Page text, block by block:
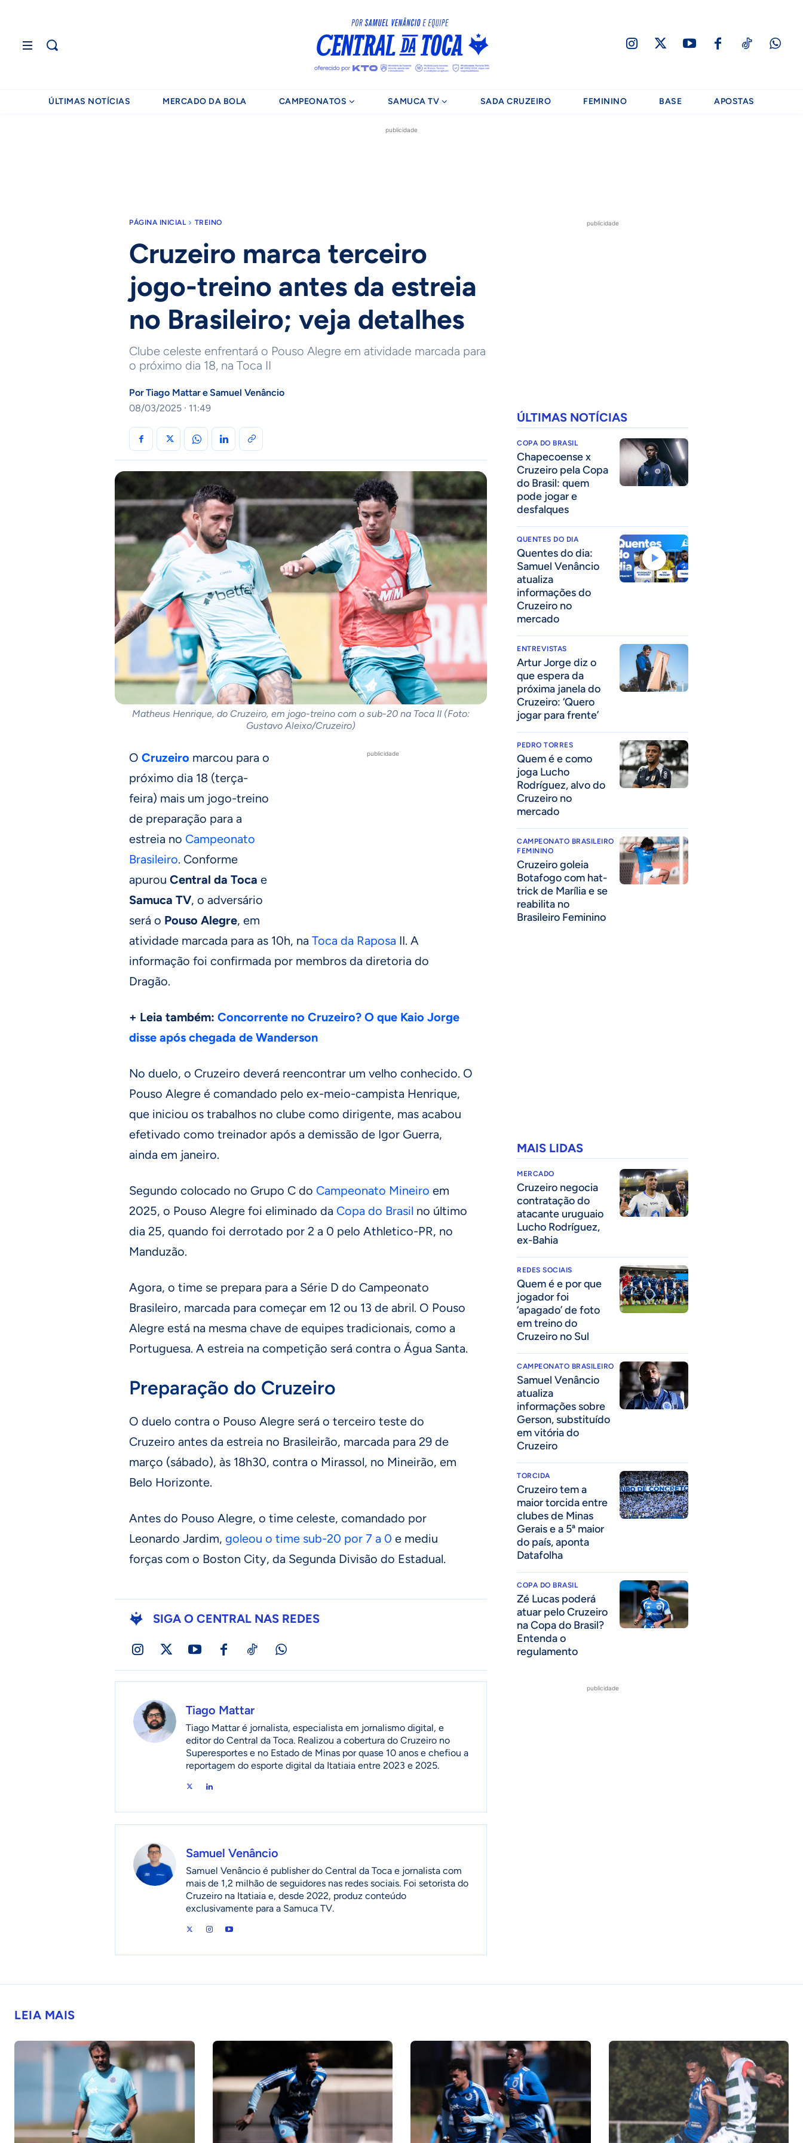
ÚLTIMAS NOTÍCIAS MERCADO DA BOLA CAMPEONATOS SAMUCA TV SADA CRUZEIRO FEMININO BASE APOSTAS
publicidade
PÁGINA INICIAL TREINO
Cruzeiro marca terceiro
jogo-treino antes da estreia
no Brasileiro; veja detalhes
Clube celeste enfrentará o Pouso Alegre em atividade marcada para
o próximo dia 18, na Toca II
PorTiago Mattare Samuel Venâncio
08/03/2025 · 11:49
Matheus Henrique, do Cruzeiro, em jogo-treino com o sub-20 na Toca II (Foto:
Gustavo Aleixo/Cruzeiro)
publicidade
O Cruzeiro marcou para o
próximo dia 18 (terça-
feira) mais um jogo-treino
de preparação para a
estreia no Campeonato
Brasileiro. Conforme
apurou Central da Toca e
Samuca TV, o adversário
será o Pouso Alegre, em
atividade marcada para as 10h, na Toca da Raposa II. A
informação foi confirmada por membros da diretoria do
Dragão.
+ Leia também: Concorrente no Cruzeiro? O que Kaio Jorge
disse após chegada de Wanderson
No duelo, o Cruzeiro deverá reencontrar um velho conhecido. O
Pouso Alegre é comandado pelo ex-meio-campista Henrique,
que iniciou os trabalhos no clube como dirigente, mas acabou
efetivado como treinador após a demissão de Igor Guerra,
ainda em janeiro.
Segundo colocado no Grupo C do Campeonato Mineiro em
2025, o Pouso Alegre foi eliminado da Copa do Brasil no último
dia 25, quando foi derrotado por 2 a 0 pelo Athletico-PR, no
Manduzão.
Agora, o time se prepara para a Série D do Campeonato
Brasileiro, marcada para começar em 12 ou 13 de abril. O Pouso
Alegre está na mesma chave de equipes tradicionais, como a
Portuguesa. A estreia na competição será contra o Água Santa.
Preparação do Cruzeiro
O duelo contra o Pouso Alegre será o terceiro teste do
Cruzeiro antes da estreia no Brasileirão, marcada para 29 de
março (sábado), às 18h30, contra o Mirassol, no Mineirão, em
Belo Horizonte.
Antes do Pouso Alegre, o time celeste, comandado por
Leonardo Jardim, goleou o time sub-20 por 7 a 0 e mediu
forças com o Boston City, da Segunda Divisão do Estadual.
SIGA O CENTRAL NAS REDES
Tiago Mattar
Tiago Mattar é jornalista, especialista em jornalismo digital, e
editor do Central da Toca. Realizou a cobertura do Cruzeiro no
Superesportes e no Estado de Minas por quase 10 anos e chefiou a
reportagem do esporte digital da Itatiaia entre 2023 e 2025.
Samuel Venâncio
Samuel Venâncio é publisher do Central da Toca e jornalista com
mais de 1,2 milhão de seguidores nas redes sociais. Foi setorista do
Cruzeiro na Itatiaia e, desde 2022, produz conteúdo
exclusivamente para a Samuca TV.
publicidade
ÚLTIMAS NOTÍCIAS
COPA DO BRASIL
Chapecoense x
Cruzeiro pela Copa
do Brasil: quem
pode jogar e
desfalques
QUENTES DO DIA
Quentes do dia:
Samuel Venâncio
atualiza
informações do
Cruzeiro no
mercado
ENTREVISTAS
Artur Jorge diz o
que espera da
próxima janela do
Cruzeiro: ‘Quero
jogar para frente’
PEDRO TORRES
Quem é e como
joga Lucho
Rodríguez, alvo do
Cruzeiro no
mercado
CAMPEONATO BRASILEIRO
FEMININO
Cruzeiro goleia
Botafogo com hat-
trick de Marília e se
reabilita no
Brasileiro Feminino
MAIS LIDAS
MERCADO
Cruzeiro negocia
contratação do
atacante uruguaio
Lucho Rodríguez,
ex-Bahia
REDES SOCIAIS
Quem é e por que
jogador foi
‘apagado’ de foto
em treino do
Cruzeiro no Sul
CAMPEONATO BRASILEIRO
Samuel Venâncio
atualiza
informações sobre
Gerson, substituído
em vitória do
Cruzeiro
TORCIDA
Cruzeiro tem a
maior torcida entre
clubes de Minas
Gerais e a 5ª maior
do país, aponta
Datafolha
COPA DO BRASIL
Zé Lucas poderá
atuar pelo Cruzeiro
na Copa do Brasil?
Entenda o
regulamento
publicidade
LEIA MAIS